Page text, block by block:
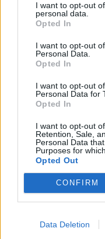
I want to opt-out
personal data.
Opted In
I want to opt-out
Personal Data.
Opted In
I want to opt-out
Personal Data for
Opted In
I want to opt-out
Retention, Sale,
Personal Data
Purposes for
Opted Out
CONFIRM
Data Deletion
Vasárnapi
összecsapás vár
Ma két mérkőzéssel
délután a Paks
rangadó vár a